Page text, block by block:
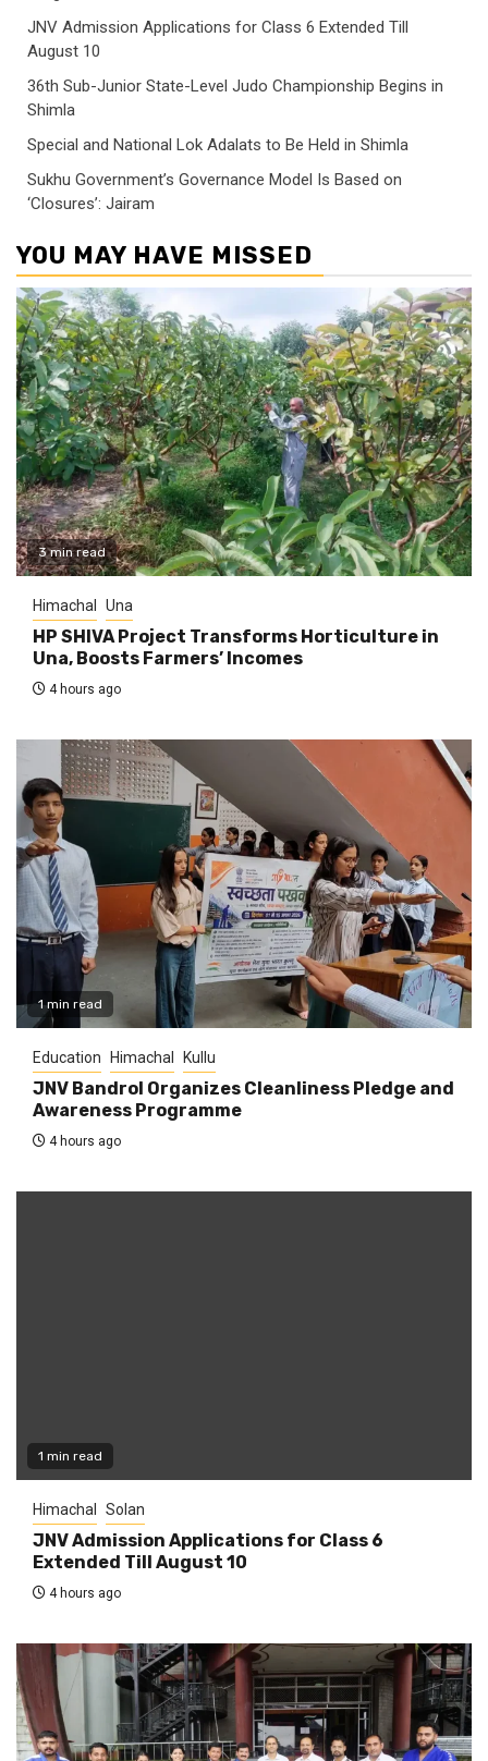
JNV Admission Applications for Class 6 Extended Till
August 10
36th Sub-Junior State-Level Judo Championship Begins in
Shimla
Special and National Lok Adalats to Be Held in Shimla
Sukhu Government’s Governance Model Is Based on
‘Closures’: Jairam
YOU MAY HAVE MISSED
3 min read
Himachal Una
HP SHIVA Project Transforms Horticulture in
Una, Boosts Farmers’ Incomes
4 hours ago
1 min read
Education Himachal Kullu
JNV Bandrol Organizes Cleanliness Pledge and
Awareness Programme
4 hours ago
1 min read
Himachal Solan
JNV Admission Applications for Class 6
Extended Till August 10
4 hours ago